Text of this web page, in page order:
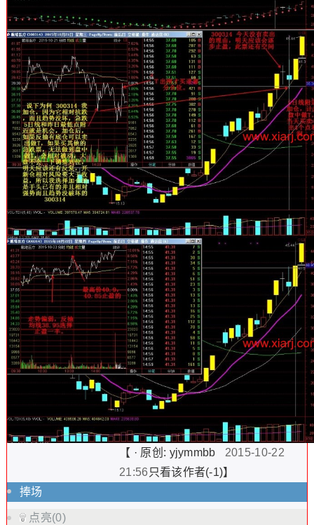
【 · 原创: yjymmbb
2015-10-22
21:56 只看该作者(-1)】
捧场
点亮(0)